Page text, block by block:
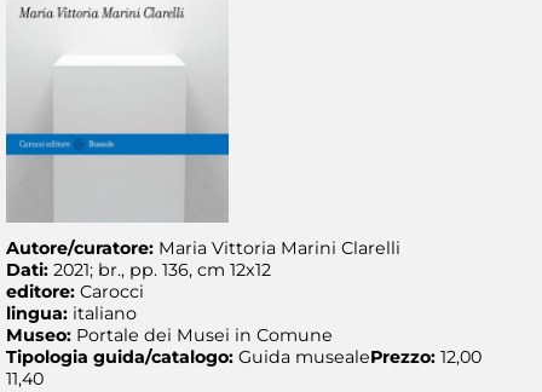
Autore/curatore: Maria Vittoria Marini Clarelli
Dati: 2021; br., pp. 136, cm 12x12
editore: Carocci
lingua: italiano
Museo: Portale dei Musei in Comune
Tipologia guida/catalogo: Guida musealePrezzo: 12,00
11,40